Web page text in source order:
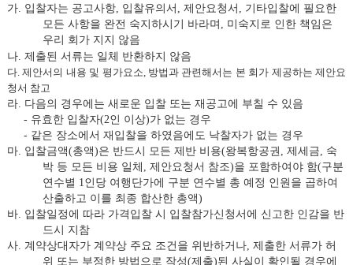
가. 입찰자는 공고사항, 입찰유의서 제안요청서
기타입찰에 필요한
모든 사항을 완전 숙지하시기 바라며
미숙지로 인한 책임은
우리 회가 지지 않음
나. 제출된 서류는 일체 반환하지 않음
다.제안서의 내용 및 평가요소, 방법과 관련해서는 본 회가 제공하는 제안요
청서 참고
라. 다음의 경우에는 새로운 입찰 또는 재공고에 부칠 수 있음
- 유효한 입찰자(2인 이상)가 없는 경우
- 같은 장소에서 재입찰을 하였음에도 낙찰자가 없는 경우
마. 입찰금액(총액)은 반드시 모든 제반 비용(왕복항공권 제세금
숙
박 등 모든 비용 일체
,제안요청서 참조)을 포함하여야 함(구분
연수별 1인당 여행단가에 구분 연수별 총 예정 인원을 곱하여
산출하고 이를 최종 합산한 총액)
바. 입찰일정에 따라 가격입찰 시 입찰참가신청서에 신고한 인감을 반
드시 지참
사. 계약상대자가 계약상 주요 조건을 위반하거나, 제출한 서류가 허
위 또는 부정한 방법으로 작성(제출)된 사실이 확인될 경우에